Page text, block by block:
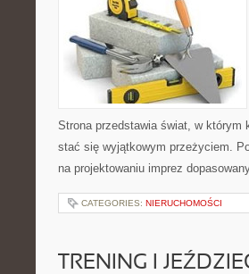
Strona przedstawia świat, w którym
stać się wyjątkowym przeżyciem.
na projektowaniu imprez
CATEGORIES: NIERUCHOMOŚCI
TRENING I